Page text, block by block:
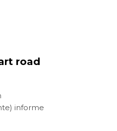
road
informe